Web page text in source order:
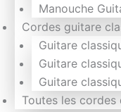
Manouche
Cordes guitare
Guitare
Guitare
Guitare
Toutes les cordes